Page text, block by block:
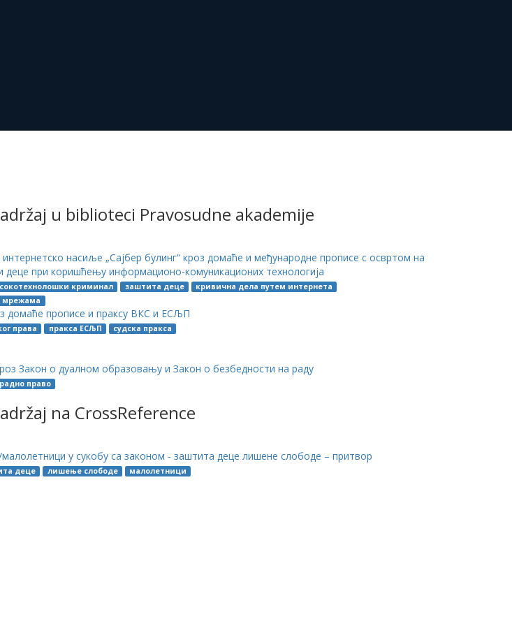
u biblioteci Pravosudne akademije
насиље „Сајбер булинг“ кроз домаће и међународне прописе с освртом на
деце при коришћењу информационо-комуникационих технологија
криминал заштита деце
кривична дела путем интернета
мрежама
дoмaћe прoписe и прaксу ВКС и ЕСЉП
права пракса ЕСЉП судска пракса
Закон о дуалном образовању и Закон о безбедности на раду
радно право
na CrossReference
у сукобу са законом - заштита деце лишене слободе – притвор
деце лишење слободе малолетници